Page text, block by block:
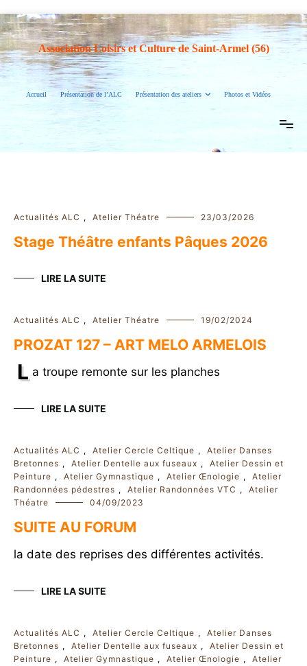
Aller
au
contenuAssociation Loisirs et Culture de Saint-Armel (56)
Accueil Présentation de l’ALC Présentation des ateliers Photos et Vidéos
Actualités ALC , Atelier Théatre 23/03/2026
Stage Théâtre enfants Pâques 2026
LIRE LA SUITE
Actualités ALC , Atelier Théatre 19/02/2024
PROZAT 127 – ART MELO ARMELOIS
L a troupe remonte sur les planches
LIRE LA SUITE
Actualités ALC , Atelier Cercle Celtique ,
Atelier Danses
Bretonnes , Atelier Dentelle aux fuseaux ,
Atelier Dessin et
Peinture , Atelier Gymnastique , Atelier Œnologie ,
Atelier
Randonnées pédestres , Atelier Randonnées VTC ,
Atelier
Théatre
04/09/2023
SUITE AU FORUM
la date des reprises des différentes activités.
LIRE LA SUITE
Actualités ALC , Atelier Cercle Celtique ,
Atelier Danses
Bretonnes , Atelier Dentelle aux fuseaux ,
Atelier Dessin et
Peinture , Atelier Gymnastique , Atelier Œnologie ,
Atelier